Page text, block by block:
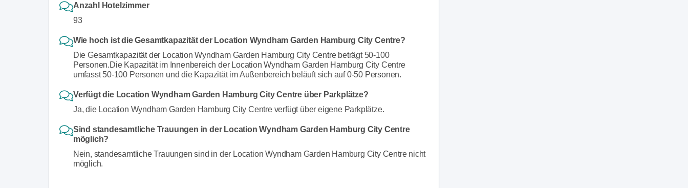
Anzahl Hotelzimmer
93
Wie hoch ist die Gesamtkapazität der Location Wyndham Garden Hamburg City Centre?
Die Gesamtkapazität der Location Wyndham Garden Hamburg City Centre beträgt 50-100
Personen.Die Kapazität im Innenbereich der Location Wyndham Garden Hamburg City Centre
umfasst 50-100 Personen und die Kapazität im Außenbereich beläuft sich auf 0-50 Personen.
Verfügt die Location Wyndham Garden Hamburg City Centre über Parkplätze?
Ja, die Location Wyndham Garden Hamburg City Centre verfügt über eigene Parkplätze.
Sind standesamtliche Trauungen in der Location Wyndham Garden Hamburg City Centre
möglich?
Nein, standesamtliche Trauungen sind in der Location Wyndham Garden Hamburg City Centre nicht
möglich.